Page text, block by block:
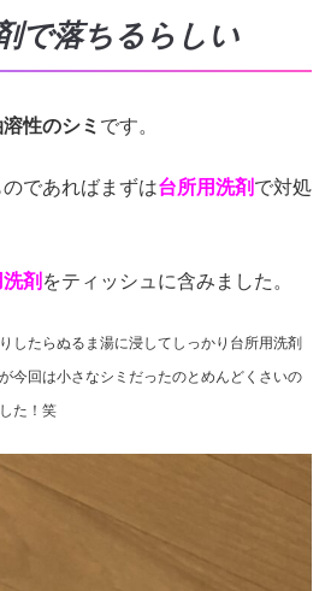
で落ちるらしい
性のシミ です。
であればまずは台所用洗剤 で対処
剤 をティッシュに含みました。
したらぬるま湯に浸してしっかり台所用洗剤
今回は小さなシミだったのとめんどくさいの
た！笑